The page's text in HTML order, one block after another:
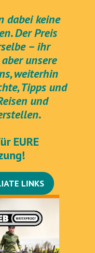
dabei keine
Der Preis
– ihr
unsere
weiterhin
Tipps und
und
EURE
LINKS